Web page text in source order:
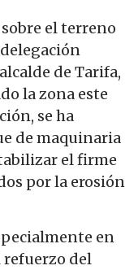
el terreno
de Tarifa,
la zona este
se ha
de maquinaria
el firme
por la erosión
en
refuerzo del